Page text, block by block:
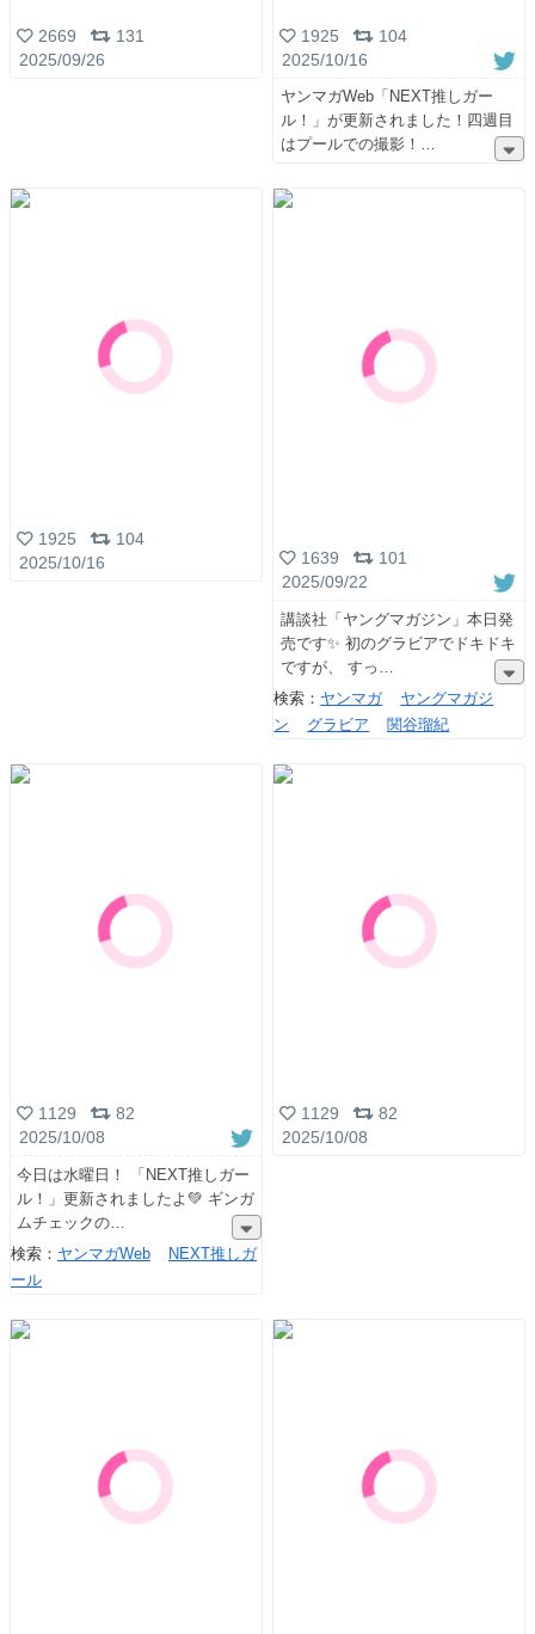
2669
131
2025/09/26
1925
104
2025/10/16
ヤンマガWeb「NEXT推しガー
ル！」が更新されました！四週目
はプールでの撮影！
1925
104
2025/10/16
1639
101
2025/09/22
講談社「ヤングマガジン」本日発
売です✨️ 初のグラビアでドキドキ
ですが、 すっ
検索： ヤンマガ
ヤングマガジ
ン
グラビア 関谷瑠紀
1129
82
2025/10/08
今日は水曜日！ 「NEXT推しガー
ル！」更新されましたよ💚 ギンガ
ムチェックの
検索： ヤンマガWeb
NEXT推しガ
ール
1129
82
2025/10/08